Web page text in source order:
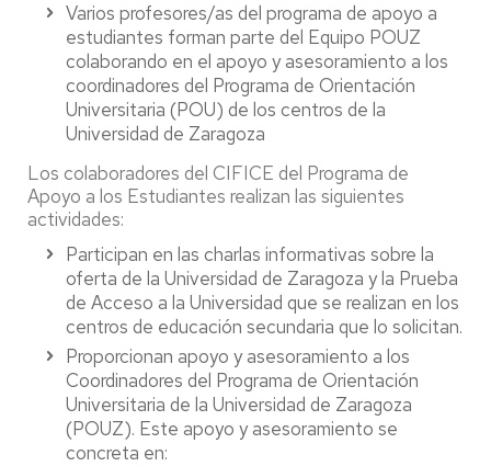
Varios profesores/as del programa de apoyo a
estudiantes forman parte del Equipo POUZ
colaborando en el apoyo y asesoramiento a los
coordinadores del Programa de Orientación
Universitaria (POU) de los centros de la
Universidad de Zaragoza
Los colaboradores del CIFICE del Programa de
Apoyo a los Estudiantes realizan las siguientes
actividades:
Participan en las charlas informativas sobre la
oferta de la Universidad de Zaragoza y la Prueba
de Acceso a la Universidad que se realizan en los
centros de educación secundaria que lo solicitan.
Proporcionan apoyo y asesoramiento a los
Coordinadores del Programa de Orientación
Universitaria de la Universidad de Zaragoza
(POUZ). Este apoyo y asesoramiento se
concreta en: